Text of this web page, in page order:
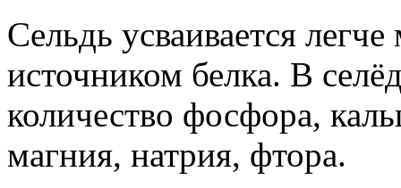
Сельдь усваивается
источником белка. В
количество фосфора,
магния, натрия, фтора.